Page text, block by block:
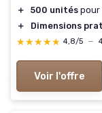
＋ 500 unités pour
＋
Dimensions
★★★★★
★★★★★ 4,8/5 —
Voir l'offre